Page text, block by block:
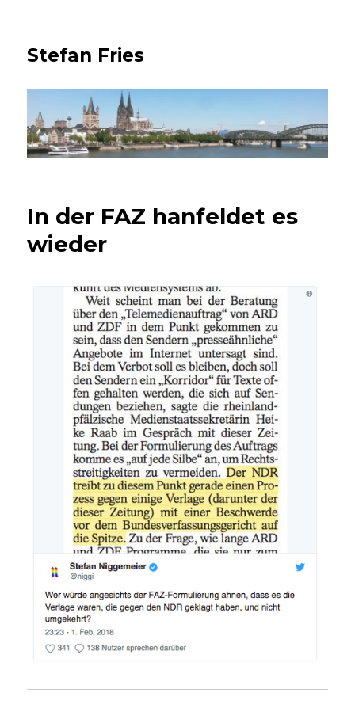
Stefan Fries
In der FAZ hanfeldet es
wieder